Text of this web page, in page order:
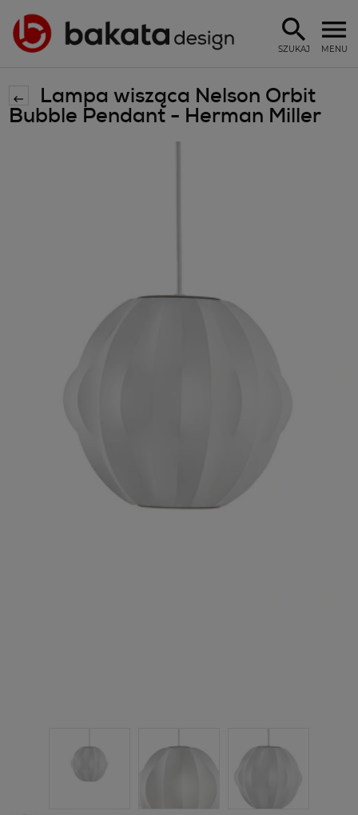
MENU
SZUKAJ
Lampa wisząca Nelson Orbit
Bubble Pendant - Herman Miller